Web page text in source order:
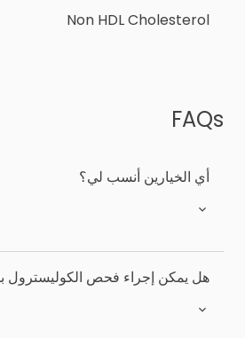
Non HDL Cholesterol
FAQs
أي الخيارين أنسب لي؟
هل يمكن إجراء فحص الكوليسترول